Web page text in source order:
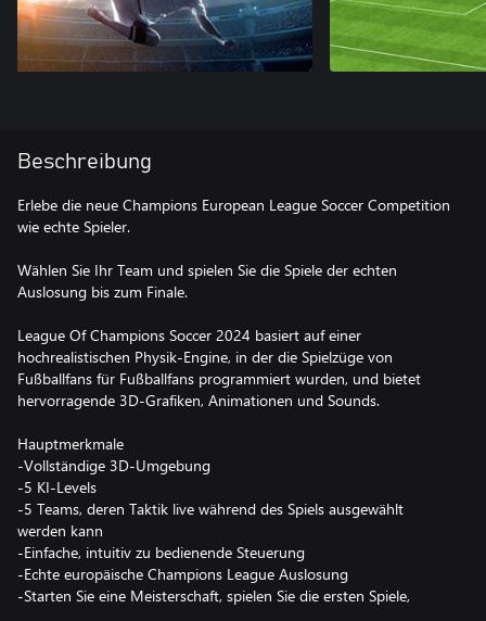
Beschreibung
Erlebe die neue Champions European League Soccer Competition
wie echte Spieler.
Wählen Sie Ihr Team und spielen Sie die Spiele der echten
Auslosung bis zum Finale.
League Of Champions Soccer 2024 basiert auf einer
hochrealistischen Physik-Engine, in der die Spielzüge von
Fußballfans für Fußballfans programmiert wurden, und bietet
hervorragende 3D-Grafiken, Animationen und Sounds.
Hauptmerkmale
-Vollständige 3D-Umgebung
-5 KI-Levels
-5 Teams, deren Taktik live während des Spiels ausgewählt
werden kann
-Einfache, intuitiv zu bedienende Steuerung
-Echte europäische Champions League Auslosung
-Starten Sie eine Meisterschaft, spielen Sie die ersten Spiele,